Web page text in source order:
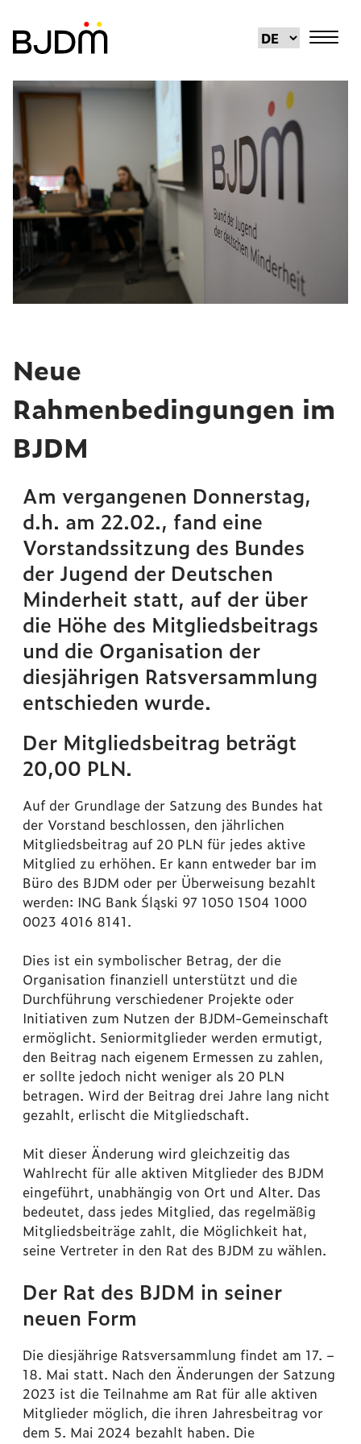
Neue
Rahmenbedingungen im
BJDM
Am vergangenen Donnerstag,
d.h. am 22.02., fand eine
Vorstandssitzung des Bundes
der Jugend der Deutschen
Minderheit statt, auf der über
die Höhe des Mitgliedsbeitrags
und die Organisation der
diesjährigen Ratsversammlung
entschieden wurde.
Der Mitgliedsbeitrag beträgt
20,00 PLN.
Auf der Grundlage der Satzung des Bundes hat
der Vorstand beschlossen, den jährlichen
Mitgliedsbeitrag auf 20 PLN für jedes aktive
Mitglied zu erhöhen. Er kann entweder bar im
Büro des BJDM oder per Überweisung bezahlt
werden: ING Bank Śląski 97 1050 1504 1000
0023 4016 8141.
Dies ist ein symbolischer Betrag, der die
Organisation finanziell unterstützt und die
Durchführung verschiedener Projekte oder
Initiativen zum Nutzen der BJDM-Gemeinschaft
ermöglicht. Seniormitglieder werden ermutigt,
den Beitrag nach eigenem Ermessen zu zahlen,
er sollte jedoch nicht weniger als 20 PLN
betragen. Wird der Beitrag drei Jahre lang nicht
gezahlt, erlischt die Mitgliedschaft.
Mit dieser Änderung wird gleichzeitig das
Wahlrecht für alle aktiven Mitglieder des BJDM
eingeführt, unabhängig von Ort und Alter. Das
bedeutet, dass jedes Mitglied, das regelmäßig
Mitgliedsbeiträge zahlt, die Möglichkeit hat,
seine Vertreter in den Rat des BJDM zu wählen.
Der Rat des BJDM in seiner
neuen Form
Die diesjährige Ratsversammlung findet am 17. –
18. Mai statt. Nach den Änderungen der Satzung
2023 ist die Teilnahme am Rat für alle aktiven
Mitglieder möglich, die ihren Jahresbeitrag vor
dem 5. Mai 2024 bezahlt haben. Die